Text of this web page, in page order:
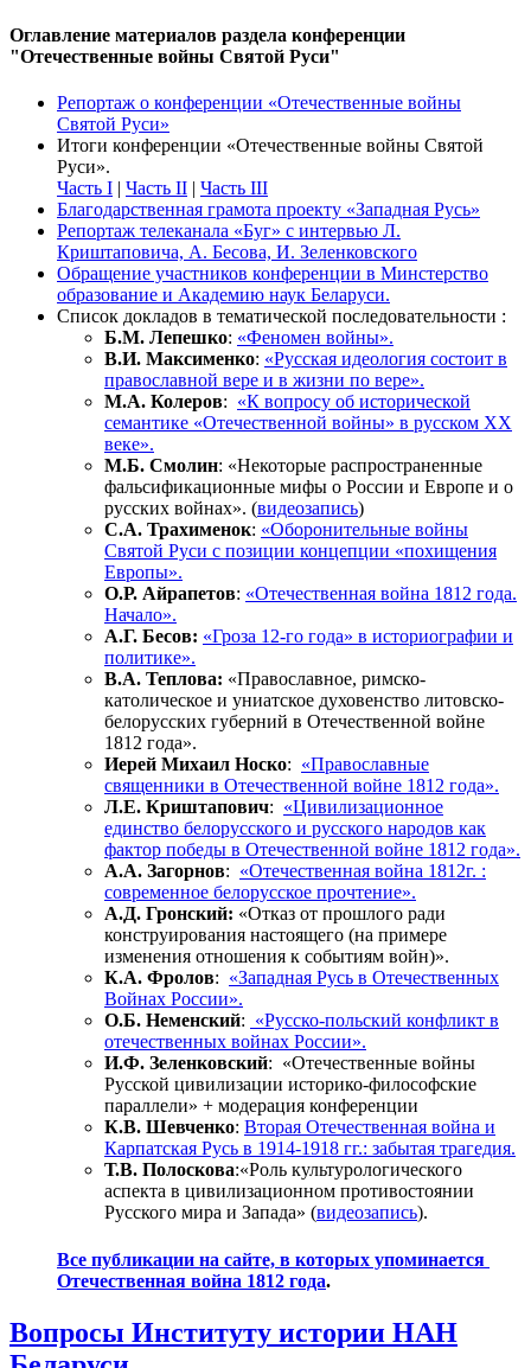
Оглавление материалов раздела конференции
"Отечественные войны Святой Руси"
Репортаж о конференции «Отечественные войны
Святой Руси»
Итоги конференции «Отечественные войны Святой
Руси».
Часть I | Часть II | Часть III
Благодарственная грамота проекту «Западная Русь»
Репортаж телеканала «Буг» с интервью Л.
Криштаповича, А. Бесова, И. Зеленковского
Обращение участников конференции в Минстерство
образование и Академию наук Беларуси.
Список докладов в тематической последовательности :
Б.М. Лепешко: «Феномен войны».
В.И. Максименко: «Русская идеология состоит в
православной вере и в жизни по вере».
М.А. Колеров: «К вопросу об исторической
семантике «Отечественной войны» в русском ХХ
веке».
М.Б. Смолин: «Некоторые распространенные
фальсификационные мифы о России и Европе и о
русских войнах». (видеозапись)
С.А. Трахименок: «Оборонительные войны
Святой Руси с позиции концепции «похищения
Европы».
О.Р. Айрапетов: «Отечественная война 1812 года.
Начало».
А.Г. Бесов: «Гроза 12-го года» в историографии и
политике».
В.А. Теплова: «Православное, римско-
католическое и униатское духовенство литовско-
белорусских губерний в Отечественной войне
1812 года».
Иерей Михаил Носко: «Православные
священники в Отечественной войне 1812 года».
Л.Е. Криштапович: «Цивилизационное
единство белорусского и русского народов как
фактор победы в Отечественной войне 1812 года».
А.А. Загорнов: «Отечественная война 1812г. :
современное белорусское прочтение».
А.Д. Гронский: «Отказ от прошлого ради
конструирования настоящего (на примере
изменения отношения к событиям войн)».
К.А. Фролов: «Западная Русь в Отечественных
Войнах России».
О.Б. Неменский: «Русско-польский конфликт в
отечественных войнах России».
И.Ф. Зеленковский: «Отечественные войны
Русской цивилизации историко-философские
параллели» + модерация конференции
К.В. Шевченко: Вторая Отечественная война и
Карпатская Русь в 1914-1918 гг.: забытая трагедия.
Т.В. Полоскова:«Роль культурологического
аспекта в цивилизационном противостоянии
Русского мира и Запада» (видеозапись).
Все публикации на сайте, в которых упоминается
Отечественная война 1812 года.
Вопросы Институту истории НАН